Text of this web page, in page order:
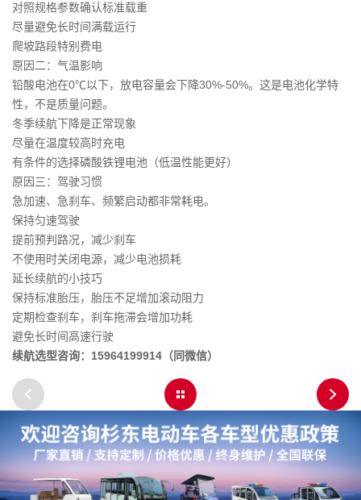
对照规格参数确认标准载重
尽量避免长时间满载运行
爬坡路段特别费电
原因二：气温影响
铅酸电池在0℃以下，放电容量会下降30%-50%。这是电池化学特
性，不是质量问题。
冬季续航下降是正常现象
尽量在温度较高时充电
有条件的选择磷酸铁锂电池（低温性能更好）
原因三：驾驶习惯
急加速、急刹车、频繁启动都非常耗电。
保持匀速驾驶
提前预判路况，减少刹车
不使用时关闭电源，减少电池损耗
延长续航的小技巧
保持标准胎压，胎压不足增加滚动阻力
定期检查刹车，刹车拖滞会增加功耗
避免长时间高速行驶
续航选型咨询：15964199914（同微信）